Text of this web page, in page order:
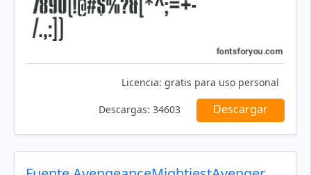
Licencia: gratis para uso personal
Descargas: 34603 Descargar